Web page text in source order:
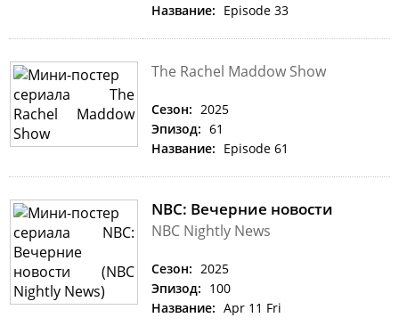
Название: Episode 33
The Rachel Maddow Show
Сезон: 2025
Эпизод: 61
Название: Episode 61
NBC: Вечерние новости
NBC Nightly News
Сезон: 2025
Эпизод: 100
Название: Apr 11 Fri